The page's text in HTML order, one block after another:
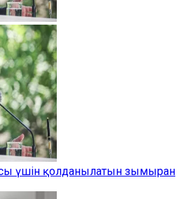
үшін қолданылатын зымыран